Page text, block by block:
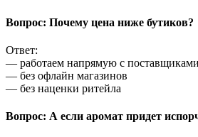
Вопрос: Почему цена ниже бутиков?
Ответ:
— работаем напрямую с поставщиками
— без офлайн магазинов
— без наценки ритейла
Вопрос: А если аромат придет